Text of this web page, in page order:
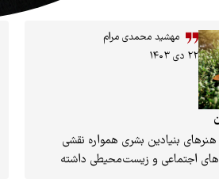
مهشید محمدی مرام
۲۲ دی ۱۴۰۳
بنیادین بشری همواره نقشی
اجتماعی و زیست‌محیطی داشته